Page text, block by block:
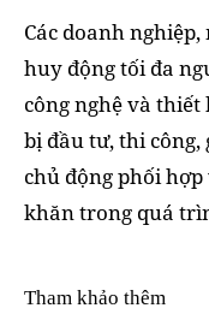
Các doanh
huy động tối đa
công nghệ và
bị đầu tư, thi
chủ động phối
khăn trong quá
Tham khảo thêm